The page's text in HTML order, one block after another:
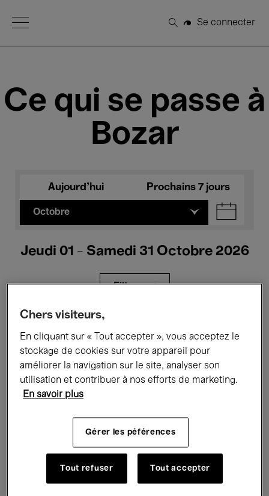
Open Menu
Rechercher
Se connecter
Ce qui se passe à
Bozar
Aujourd'hui Prochains 7 jours
Octobre
Jeudi 01 - Samedi 31 Octobre 2026
Filtres
Expositions Films Performances
Rencontres & Débats Jazz
Musique électronique
Pour tous Kids’ Palace
Chers visiteurs,
En cliquant sur « Tout accepter », vous acceptez le
stockage de cookies sur votre appareil pour
améliorer la navigation sur le site, analyser son
utilisation et contribuer à nos efforts de marketing.
En savoir plus
Gérer les péférences
Tout refuser Tout accepter